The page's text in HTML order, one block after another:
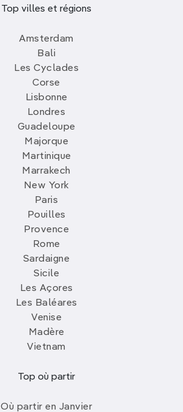
Top villes et régions
Amsterdam
Bali
Les Cyclades
Corse
Lisbonne
Londres
Guadeloupe
Majorque
Martinique
Marrakech
New York
Paris
Pouilles
Provence
Rome
Sardaigne
Sicile
Les Açores
Les Baléares
Venise
Madère
Vietnam
Top où partir
Où partir en Janvier